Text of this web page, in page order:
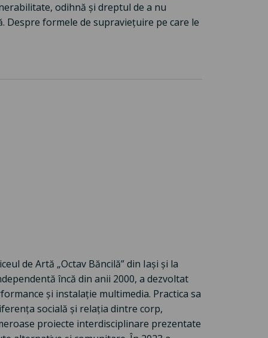
odihnă și dreptul de a nu
formele de supraviețuire pe care le
de Artă „Octav Băncilă” din Iași și la
încă din anii 2000, a dezvoltat
și instalație multimedia. Practica sa
socială și relația dintre corp,
proiecte interdisciplinare prezentate